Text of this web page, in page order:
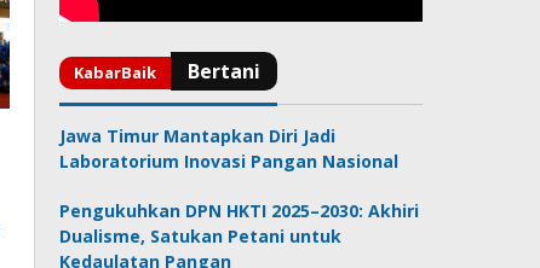
Jawa Timur Mantapkan Diri Jadi
Laboratorium Inovasi Pangan Nasional
Pengukuhkan DPN HKTI 2025–2030: Akhiri
Dualisme, Satukan Petani untuk
Kedaulatan Pangan